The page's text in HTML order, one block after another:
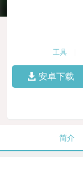
工具
安卓下载
简介